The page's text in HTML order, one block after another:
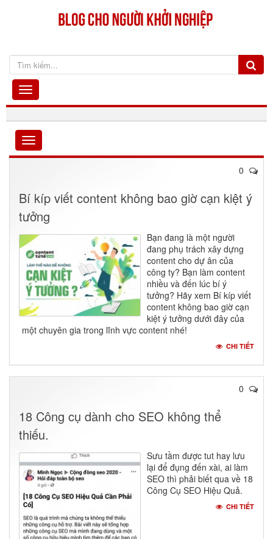
0
Bí kíp viết content không bao giờ cạn kiệt ý
tưởng
Bạn đang là một người
đang phụ trách xây dựng
content cho dự ân của
công ty? Bạn làm content
nhiều và đến lúc bí ý
tưởng? Hãy xem Bí kíp viết
content không bao giờ cạn
kiệt ý tưởng dưới đây của
một chuyên gia trong lĩnh vực content nhé!
CHI TIẾT
0
18 Công cụ dành cho SEO không thể
thiếu.
Sưu tầm được tut hay lưu
lại để đụng đến xài, ai làm
SEO thì phải biết qua về 18
Công Cụ SEO Hiệu Quả.
CHI TIẾT